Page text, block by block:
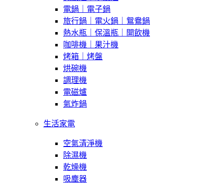
電鍋｜電子鍋
旅行鍋｜電火鍋｜鴛鴦鍋
熱水瓶｜保溫瓶｜開飲機
咖啡機｜果汁機
烤箱｜烤盤
烘碗機
調理機
電磁爐
氣炸鍋
生活家電
空氣清淨機
除濕機
乾燥機
吸塵器